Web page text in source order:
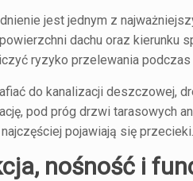
jest jednym z
dachu oraz kierunku
ryzyko przelewania
do kanalizacji deszczowej,
pod próg drzwi tarasowych
pojawiają się przecieki.
nośność i